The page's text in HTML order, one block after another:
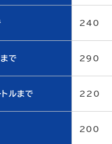
240
で 290
ルまで 220
200